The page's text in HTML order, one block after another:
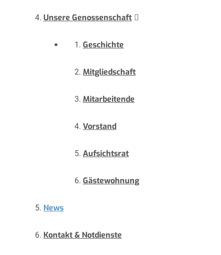
Unsere Genossenschaft
Geschichte
Mitgliedschaft
Mitarbeitende
Vorstand
Aufsichtsrat
Gästewohnung
News
Kontakt & Notdienste